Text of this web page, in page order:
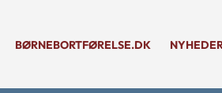
BØRNEBORTFØRELSE.DK